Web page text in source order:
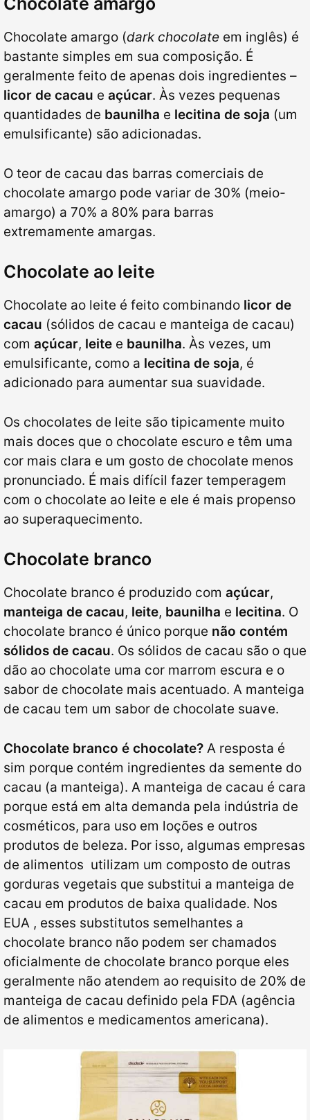
Chocolate amargo (dark chocolate em inglês) é
bastante simples em sua composição. É
geralmente feito de apenas dois ingredientes –
licor de cacau e açúcar. Às vezes pequenas
quantidades de baunilha e lecitina de soja (um
emulsificante) são adicionadas.
O teor de cacau das barras comerciais de
chocolate amargo pode variar de 30% (meio-
amargo) a 70% a 80% para barras
extremamente amargas.
Chocolate ao leite
Chocolate ao leite é feito combinando licor de
cacau (sólidos de cacau e manteiga de cacau)
com açúcar, leite e baunilha. Às vezes, um
emulsificante, como a lecitina de soja, é
adicionado para aumentar sua suavidade.
Os chocolates de leite são tipicamente muito
mais doces que o chocolate escuro e têm uma
cor mais clara e um gosto de chocolate menos
pronunciado. É mais difícil fazer temperagem
com o chocolate ao leite e ele é mais propenso
ao superaquecimento.
Chocolate branco
Chocolate branco é produzido com açúcar,
manteiga de cacau, leite, baunilha e lecitina. O
chocolate branco é único porque não contém
sólidos de cacau. Os sólidos de cacau são o que
dão ao chocolate uma cor marrom escura e o
sabor de chocolate mais acentuado. A manteiga
de cacau tem um sabor de chocolate suave.
Chocolate branco é chocolate? A resposta é
sim porque contém ingredientes da semente do
cacau (a manteiga). A manteiga de cacau é cara
porque está em alta demanda pela indústria de
cosméticos, para uso em loções e outros
produtos de beleza. Por isso, algumas empresas
de alimentos utilizam um composto de outras
gorduras vegetais que substitui a manteiga de
cacau em produtos de baixa qualidade. Nos
EUA , esses substitutos semelhantes a
chocolate branco não podem ser chamados
oficialmente de chocolate branco porque eles
geralmente não atendem ao requisito de 20% de
manteiga de cacau definido pela FDA (agência
de alimentos e medicamentos americana).